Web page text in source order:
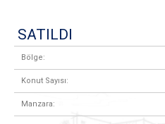
SATILDI
Bölge:
Konut Sayısı:
Manzara: